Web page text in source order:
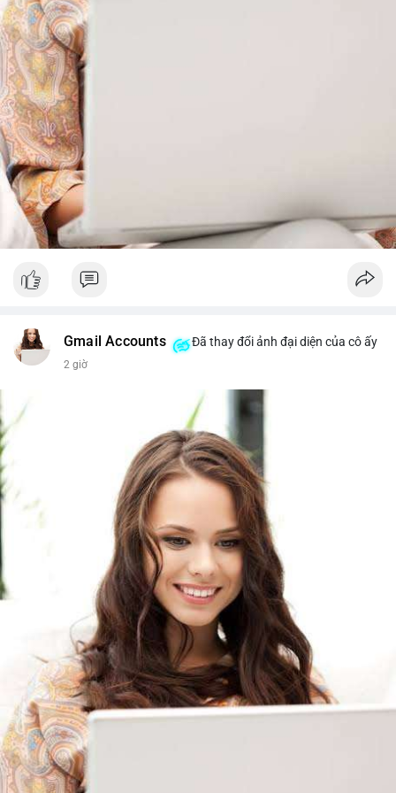
từ dòng vốn ETF (tuần tốt nhất kể từ tháng 4 với 1 tỷ USD)
trước khi gia tăng vị thế.
Xem chi tiết các bài viết đầy đủ tại dòng thời gian của Vlike.vn!
#whalealertbtc
#brazilcryptoregulation
Gmail Accounts Đã thay đổi ảnh đại diện của cô ấy
2 giờ